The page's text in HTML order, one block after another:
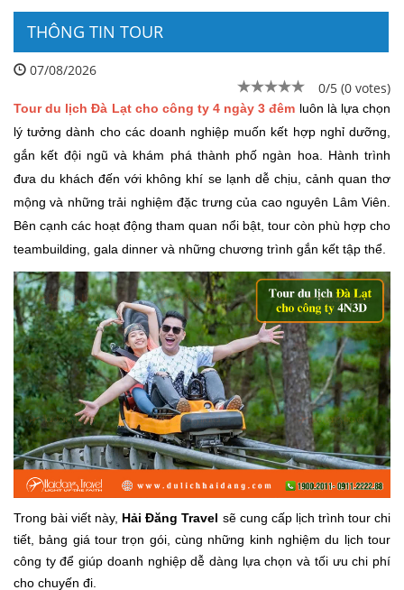
THÔNG TIN TOUR
07/08/2026
0/5 (0 votes)
Tour du lịch Đà Lạt cho công ty 4 ngày 3 đêm luôn là lựa chọn
lý tưởng dành cho các doanh nghiệp muốn kết hợp nghỉ dưỡng,
gắn kết đội ngũ và khám phá thành phố ngàn hoa. Hành trình
đưa du khách đến với không khí se lạnh dễ chịu, cảnh quan thơ
mộng và những trải nghiệm đặc trưng của cao nguyên Lâm Viên.
Bên cạnh các hoạt động tham quan nổi bật, tour còn phù hợp cho
teambuilding, gala dinner và những chương trình gắn kết tập thể.
Trong bài viết này, Hải Đăng Travel sẽ cung cấp lịch trình tour chi
tiết, bảng giá tour trọn gói, cùng những kinh nghiệm du lịch tour
công ty để giúp doanh nghiệp dễ dàng lựa chọn và tối ưu chi phí
cho chuyến đi.